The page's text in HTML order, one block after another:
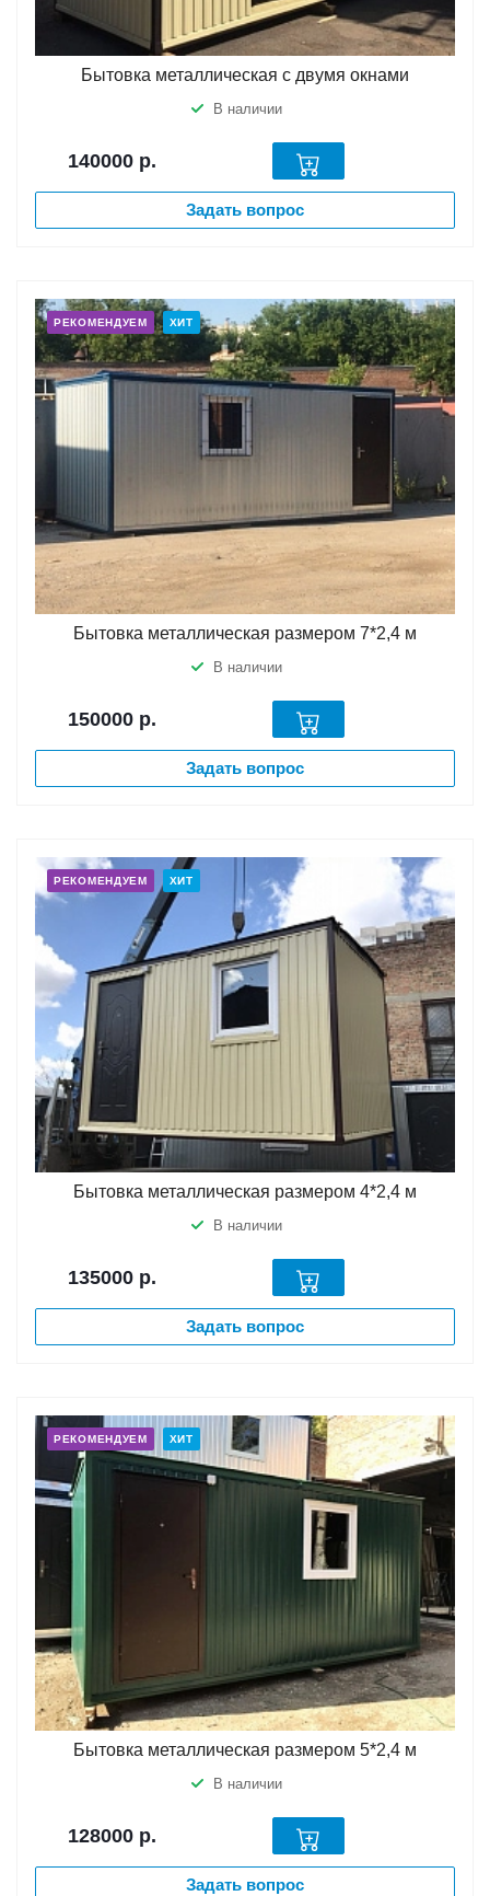
Бытовка металлическая с двумя окнами
В наличии
140000 р.
Задать вопрос
РЕКОМЕНДУЕМ ХИТ
Бытовка металлическая размером 7*2,4 м
В наличии
150000 р.
Задать вопрос
РЕКОМЕНДУЕМ ХИТ
Бытовка металлическая размером 4*2,4 м
В наличии
135000 р.
Задать вопрос
РЕКОМЕНДУЕМ ХИТ
Бытовка металлическая размером 5*2,4 м
В наличии
128000 р.
Задать вопрос